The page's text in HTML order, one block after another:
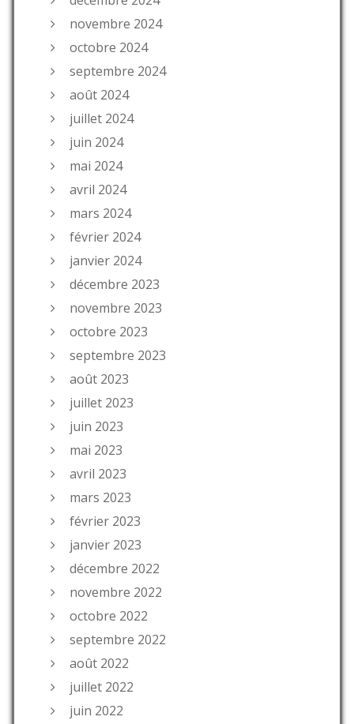
novembre 2024
octobre 2024
septembre 2024
août 2024
juillet 2024
juin 2024
mai 2024
avril 2024
mars 2024
février 2024
janvier 2024
décembre 2023
novembre 2023
octobre 2023
septembre 2023
août 2023
juillet 2023
juin 2023
mai 2023
avril 2023
mars 2023
février 2023
janvier 2023
décembre 2022
novembre 2022
octobre 2022
septembre 2022
août 2022
juillet 2022
juin 2022